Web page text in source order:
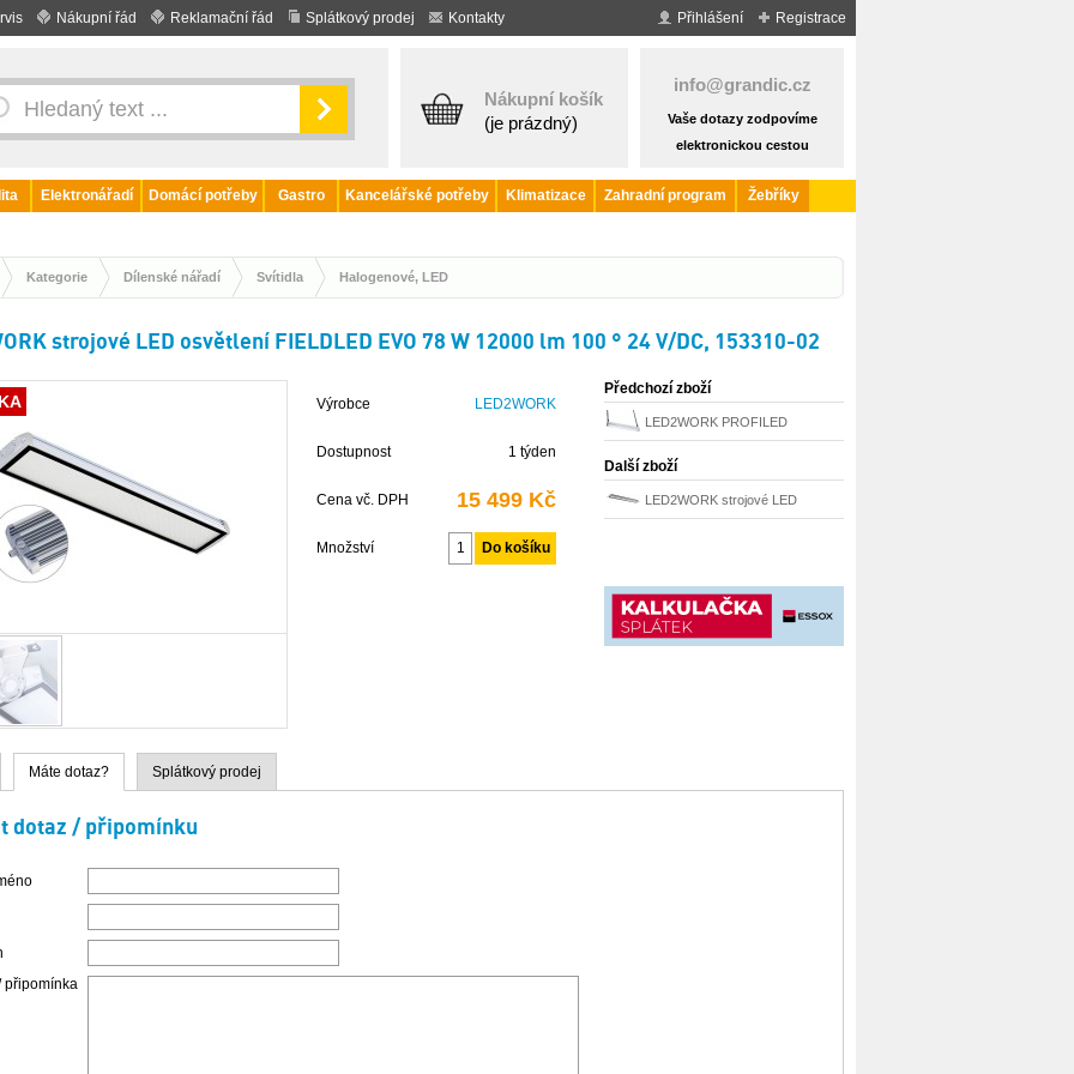
Nákupní řád Reklamační řád Splátkový prodej Kontakty Registrace
Přihlášení
Nákupní košík
(je prázdný)
info@grandic.cz
Vaše dotazy zodpovíme
elektronickou cestou
Elektronářadí Domácí potřeby Gastro Kancelářské potřeby Klimatizace Zahradní program
Žebříky
Kategorie Dílenské nářadí Svítidla Halogenové, LED
strojové LED osvětlení FIELDLED EVO 78 W 12000 lm 100 ° 24 V/DC, 153310-02
Výrobce LED2WORK
Dostupnost 1 týden
Cena vč. DPH 15 499 Kč
Množství
Předchozí zboží
LED2WORK PROFILED
Zugpendel LED závěsné svítidlo
30 W, 4676 lm, 5600 K,
Další zboží
LED2WORK strojové LED
11
Máte dotaz? Splátkový prodej
dotaz / připomínku
připomínka